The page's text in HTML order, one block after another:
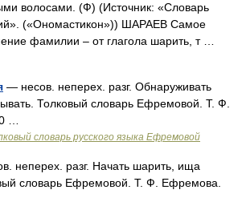
волосами. (Ф) (Источник: «Словарь
(«Ономастикон»)) ШАРАЕВ Самое
фамилии – от глагола шарить, т …
— несов. неперех. разг. Обнаруживать
Толковый словарь Ефремовой. Т. Ф.
…
словарь русского языка Ефремовой
неперех. разг. Начать шарить, ища
словарь Ефремовой. Т. Ф. Ефремова.